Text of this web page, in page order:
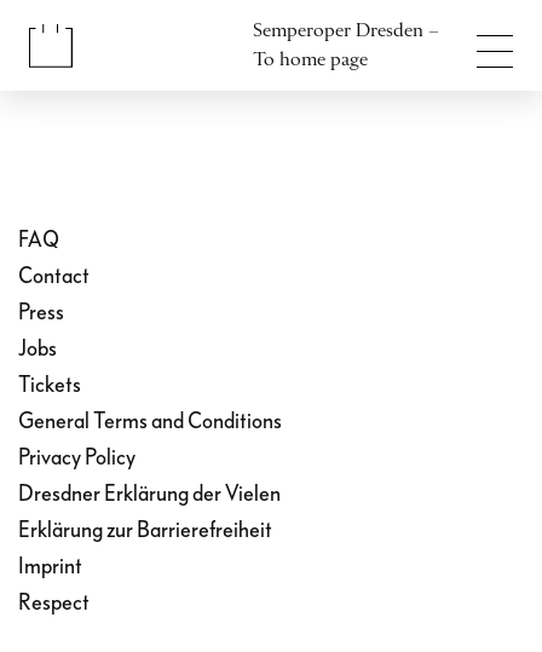
Semperoper Dresden –
To home page
FAQ
Contact
Press
Jobs
Tickets
General Terms and Conditions
Privacy Policy
Dresdner Erklärung der Vielen
Erklärung zur Barrierefreiheit
Imprint
Respect